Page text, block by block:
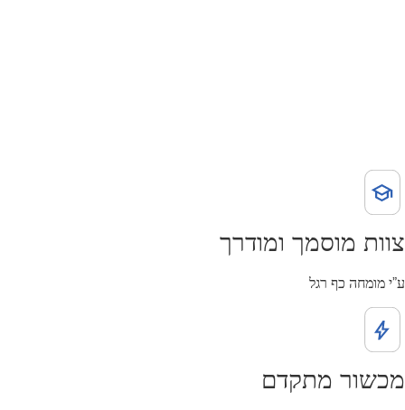
צוות מוסמך ומודרך
ע”י מומחה כף רגל
מכשור מתקדם